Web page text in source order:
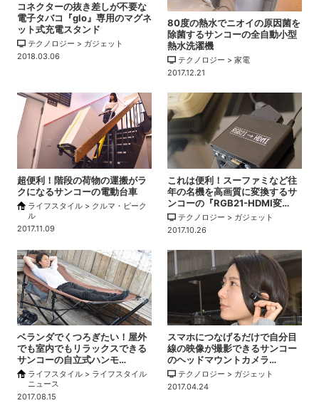
コネクターの抜き差しが不要な
電子タバコ『glo』専用のマグネ
ット式充電スタンド
テクノロジー > ガジェット
2018.03.06
80度の熱水でニオイの原因菌を
除菌するサンコーの全自動小型
熱水洗濯機
テクノロジー > 家電
2017.12.21
超便利！階段の荷物の運搬がラ
クになるサンコーの電動台車
ライフスタイル > クルマ・ビーク
ル
2017.11.09
これは便利！スーファミなど往
年の名機を高画質に変換するサ
ンコーの『RGB21-HDMI変…
テクノロジー > ガジェット
2017.10.26
ベランダでくつろぎたい！屋外
でも室内でもリラックスできる
サンコーの自立式ハンモ…
ライフスタイル > ライフスタイル
ニュース
2017.08.15
スマホにつなげるだけで自分目
線の映像が撮影できるサンコー
のヘッドマウントカメラ…
テクノロジー > ガジェット
2017.04.24